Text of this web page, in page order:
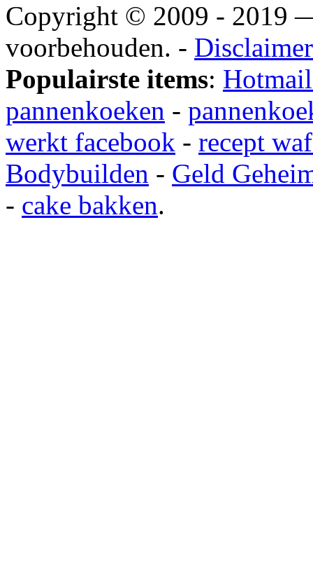
Copyright © 2009 - 2019
voorbehouden. - Disclaimer
Populairste items:
pannenkoeken -
werkt facebook - recept
Bodybuilden - Geld
- cake bakken.